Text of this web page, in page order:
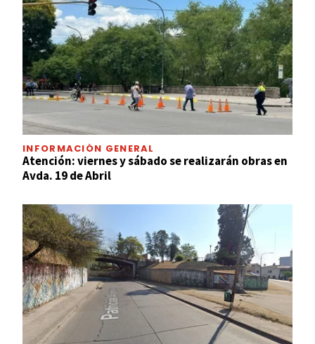
INFORMACIÓN GENERAL
Atención: viernes y sábado se realizarán obras en
Avda. 19 de Abril